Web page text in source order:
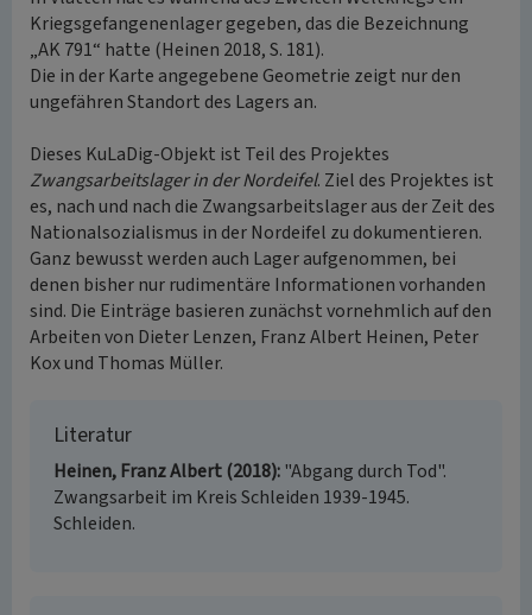
Kriegsgefangenenlager gegeben, das die Bezeichnung
„AK 791“ hatte (Heinen 2018, S. 181).
Die in der Karte angegebene Geometrie zeigt nur den
ungefähren Standort des Lagers an.
Dieses KuLaDig-Objekt ist Teil des Projektes
Zwangsarbeitslager in der Nordeifel. Ziel des Projektes ist
es, nach und nach die Zwangsarbeitslager aus der Zeit des
Nationalsozialismus in der Nordeifel zu dokumentieren.
Ganz bewusst werden auch Lager aufgenommen, bei
denen bisher nur rudimentäre Informationen vorhanden
sind. Die Einträge basieren zunächst vornehmlich auf den
Arbeiten von Dieter Lenzen, Franz Albert Heinen, Peter
Kox und Thomas Müller.
Literatur
Heinen, Franz Albert (2018) "Abgang durch Tod".
Zwangsarbeit im Kreis Schleiden 1939-1945.
Schleiden.